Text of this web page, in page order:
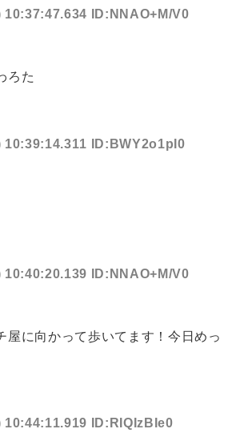
10:37:47.634 ID:NNAO+M/V0
ろた
10:39:14.311 ID:BWY2o1pI0
10:40:20.139 ID:NNAO+M/V0
屋に向かって歩いてます！今日めっ
10:44:11.919 ID:RIQIzBIe0